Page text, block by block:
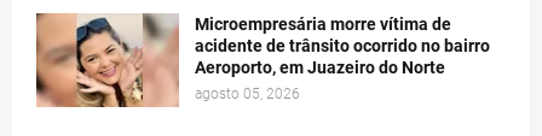
Microempresária morre vítima de
acidente de trânsito ocorrido no bairro
Aeroporto, em Juazeiro do Norte
agosto 05, 2026